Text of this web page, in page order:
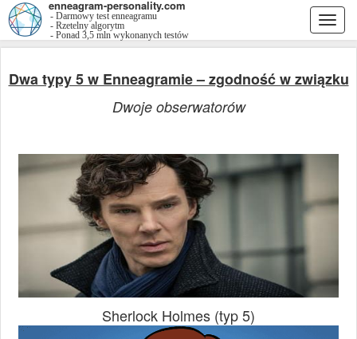
enneagram-personality.com
- Darmowy test enneagramu
- Rzetelny algorytm
- Ponad 3,5 mln wykonanych testów
Dwa typy 5 w Enneagramie – zgodność w związku
Dwoje obserwatorów
Sherlock Holmes (typ 5)